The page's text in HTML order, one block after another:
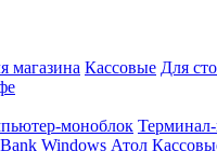
магазина Кассовые Для
моноблок
Windows Атол